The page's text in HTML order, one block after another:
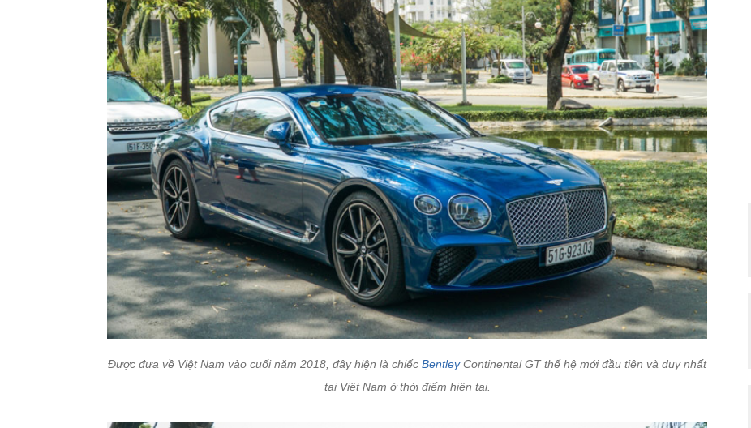
Được đưa về Việt Nam vào cuối năm 2018, đây hiện là chiếc BentleyContinental GT thế hệ mới đầu tiên và duy nhất
tại Việt Nam ở thời điểm hiện tại.